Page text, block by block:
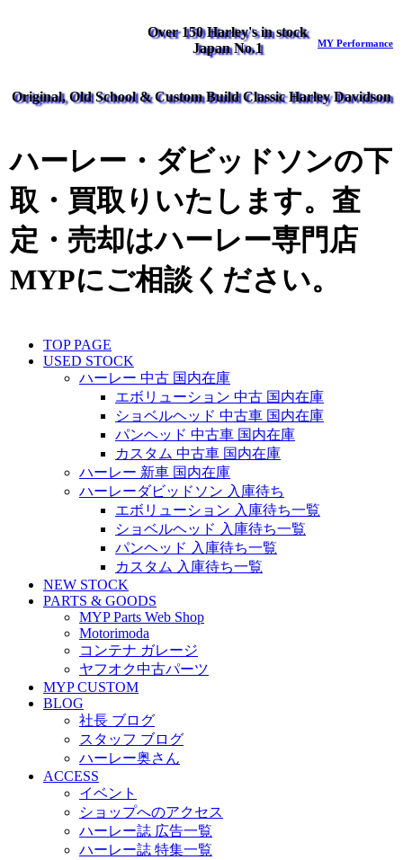
Over 150 Harley's in stock
Japan No.1
MY Performance
Original, Old School & Custom Build Classic Harley Davidson
ハーレー・ダビッドソンの下
取・買取りいたします。査
定・売却はハーレー専門店
MYPにご相談ください。
TOP PAGE
USED STOCK
ハーレー 中古 国内在庫
エボリューション 中古 国内在庫
ショベルヘッド 中古車 国内在庫
パンヘッド 中古車 国内在庫
カスタム 中古車 国内在庫
ハーレー 新車 国内在庫
ハーレーダビッドソン 入庫待ち
エボリューション 入庫待ち一覧
ショベルヘッド 入庫待ち一覧
パンヘッド 入庫待ち一覧
カスタム 入庫待ち一覧
NEW STOCK
PARTS & GOODS
MYP Parts Web Shop
Motorimoda
コンテナ ガレージ
ヤフオク中古パーツ
MYP CUSTOM
BLOG
社長 ブログ
スタッフ ブログ
ハーレー奥さん
ACCESS
イベント
ショップへのアクセス
ハーレー誌 広告一覧
ハーレー誌 特集一覧